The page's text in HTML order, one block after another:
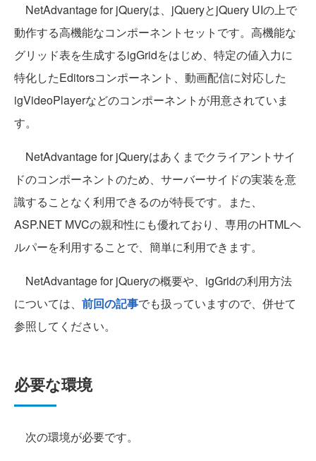
NetAdvantage for jQueryは、jQueryとjQuery UIの上で
動作する高機能なコンポーネントセットです。高機能な
グリッド表を生成するigGridをはじめ、特定の値入力に
特化したEditorsコンポーネント、動画配信に対応した
igVideoPlayerなどのコンポーネントが用意されていま
す。
NetAdvantage for jQueryはあくまでクライアントサイ
ドのコンポーネントのため、サーバーサイドの実装を意
識することなく利用できるのが特長です。また、
ASP.NET MVCの親和性にも優れており、専用のHTMLヘ
ルパーを利用することで、簡単に利用できます。
NetAdvantage for jQueryの概要や、igGridの利用方法
については、 前回の記事でも扱っていますので、併せて
参照してください。
必要な環境
次の環境が必要です。